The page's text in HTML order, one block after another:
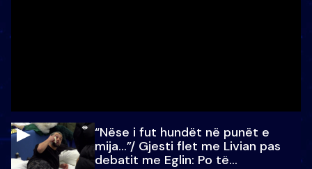
“Nëse i fut hundët në punët e
mija…”/ Gjesti flet me Livian pas
debatit me Eglin: Po të